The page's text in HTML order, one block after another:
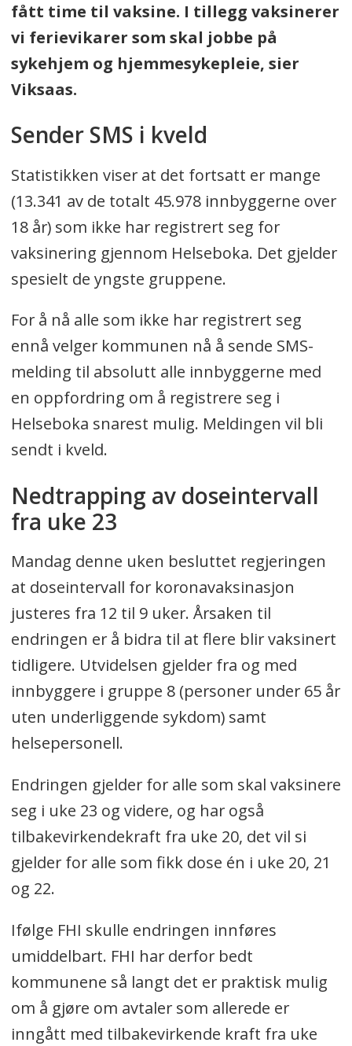
fått time til vaksine. I tillegg vaksinerer
vi ferievikarer som skal jobbe på
sykehjem og hjemmesykepleie, sier
Viksaas.
Sender SMS i kveld
Statistikken viser at det fortsatt er mange
(13.341 av de totalt 45.978 innbyggerne over
18 år) som ikke har registrert seg for
vaksinering gjennom Helseboka. Det gjelder
spesielt de yngste gruppene.
For å nå alle som ikke har registrert seg
ennå velger kommunen nå å sende SMS-
melding til absolutt alle innbyggerne med
en oppfordring om å registrere seg i
Helseboka snarest mulig. Meldingen vil bli
sendt i kveld.
Nedtrapping av doseintervall
fra uke 23
Mandag denne uken besluttet regjeringen
at doseintervall for koronavaksinasjon
justeres fra 12 til 9 uker. Årsaken til
endringen er å bidra til at flere blir vaksinert
tidligere. Utvidelsen gjelder fra og med
innbyggere i gruppe 8 (personer under 65 år
uten underliggende sykdom) samt
helsepersonell.
Endringen gjelder for alle som skal vaksinere
seg i uke 23 og videre, og har også
tilbakevirkendekraft fra uke 20, det vil si
gjelder for alle som fikk dose én i uke 20, 21
og 22.
Ifølge FHI skulle endringen innføres
umiddelbart. FHI har derfor bedt
kommunene så langt det er praktisk mulig
om å gjøre om avtaler som allerede er
inngått med tilbakevirkende kraft fra uke